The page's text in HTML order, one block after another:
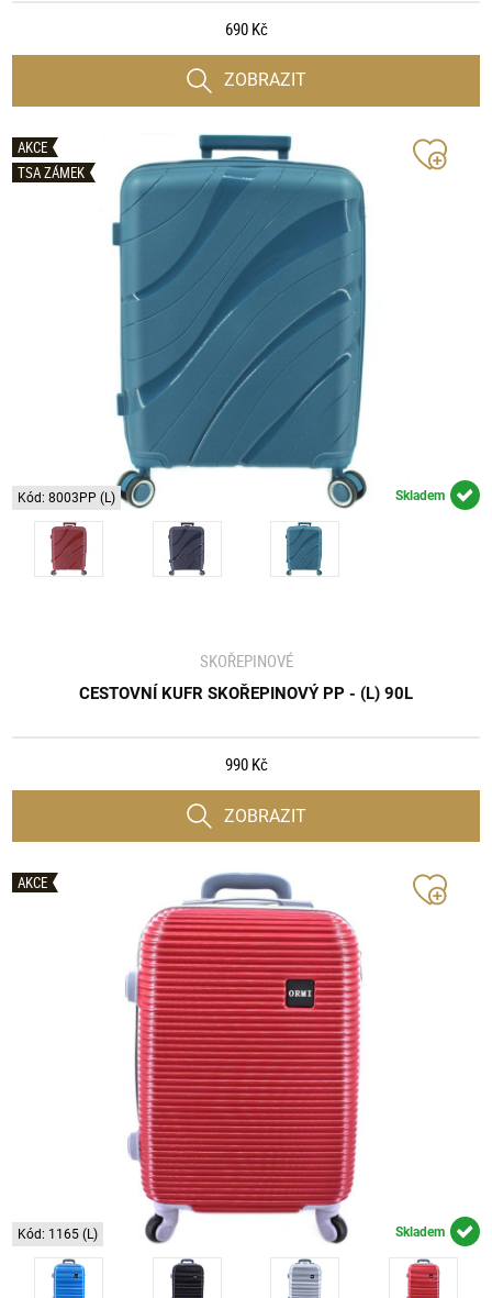
690 Kč
ZOBRAZIT
AKCE
TSA ZÁMEK
Kód: 8003PP (L) Skladem
SKOŘEPINOVÉ
CESTOVNÍ KUFR SKOŘEPINOVÝ PP - (L) 90L
990 Kč
ZOBRAZIT
AKCE
Kód: 1165 (L) Skladem